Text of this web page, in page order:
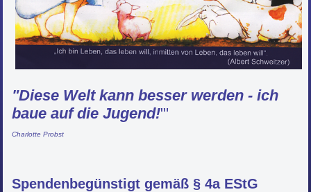
"Diese Welt kann besser werden - ich
baue auf die Jugend!"'
Charlotte Probst
Spendenbegünstigt gemäß § 4a EStG